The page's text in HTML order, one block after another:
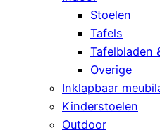
Stoelen
Tafels
Tafelbladen
Overige
Inklapbaar
Kinderstoelen
Outdoor